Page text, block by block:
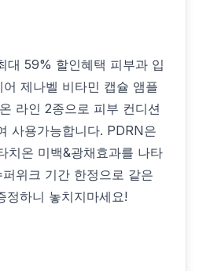
대 59% 할인혜택️ 피부과 입
제나벨 비타민 캡슐 앰플
라인 2종으로 피부 컨디션
사용가능합니다. PDRN은
치온 미백&광채효과를 나타
위크 기간 한정으로 같은
정하니 놓치지마세요!